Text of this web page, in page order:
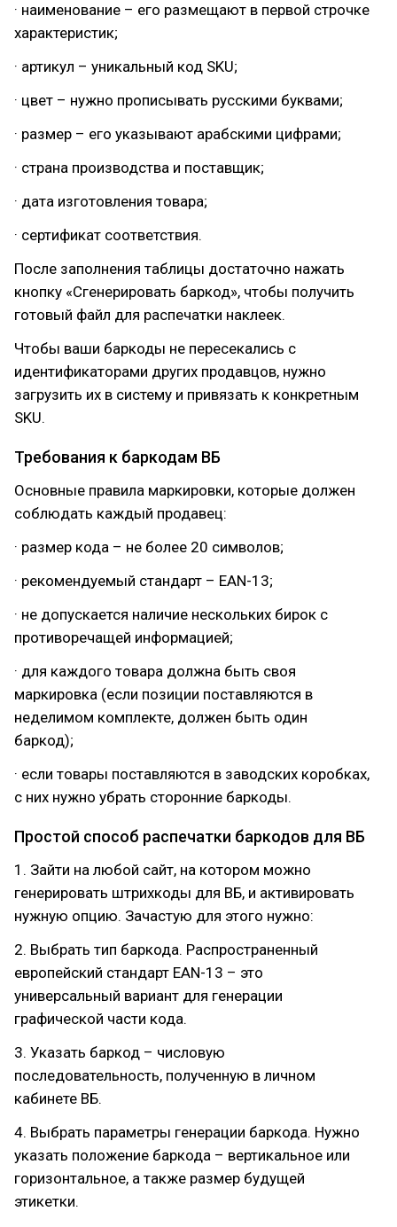
· наименование – его размещают в первой строчке
характеристик;
· артикул – уникальный код SKU;
· цвет – нужно прописывать русскими буквами;
· размер – его указывают арабскими цифрами;
· страна производства и поставщик;
· дата изготовления товара;
· сертификат соответствия.
После заполнения таблицы достаточно нажать
кнопку «Сгенерировать баркод», чтобы получить
готовый файл для распечатки наклеек.
Чтобы ваши баркоды не пересекались с
идентификаторами других продавцов, нужно
загрузить их в систему и привязать к конкретным
SKU.
Требования к баркодам ВБ
Основные правила маркировки, которые должен
соблюдать каждый продавец:
· размер кода – не более 20 символов;
· рекомендуемый стандарт – EAN-13;
· не допускается наличие нескольких бирок с
противоречащей информацией;
· для каждого товара должна быть своя
маркировка (если позиции поставляются в
неделимом комплекте, должен быть один
баркод);
· если товары поставляются в заводских коробках,
с них нужно убрать сторонние баркоды.
Простой способ распечатки баркодов для ВБ
1. Зайти на любой сайт, на котором можно
генерировать штрихкоды для ВБ, и активировать
нужную опцию. Зачастую для этого нужно:
2. Выбрать тип баркода. Распространенный
европейский стандарт EAN-13 – это
универсальный вариант для генерации
графической части кода.
3. Указать баркод – числовую
последовательность, полученную в личном
кабинете ВБ.
4. Выбрать параметры генерации баркода. Нужно
указать положение баркода – вертикальное или
горизонтальное, а также размер будущей
этикетки.